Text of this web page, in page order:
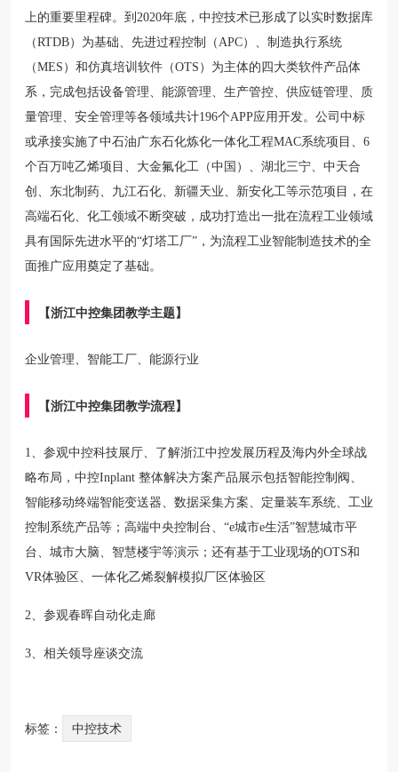
上的重要里程碑。到2020年底，中控技术已形成了以实时数据库
（RTDB）为基础、先进过程控制（APC）、制造执行系统
（MES）和仿真培训软件（OTS）为主体的四大类软件产品体
系，完成包括设备管理、能源管理、生产管控、供应链管理、质
量管理、安全管理等各领域共计196个APP应用开发。公司中标
或承接实施了中石油广东石化炼化一体化工程MAC系统项目、6
个百万吨乙烯项目、大金氟化工（中国）、湖北三宁、中天合
创、东北制药、九江石化、新疆天业、新安化工等示范项目，在
高端石化、化工领域不断突破，成功打造出一批在流程工业领域
具有国际先进水平的“灯塔工厂”，为流程工业智能制造技术的全
面推广应用奠定了基础。
【浙江中控集团教学主题】
企业管理、智能工厂、能源行业
【浙江中控集团教学流程】
1、参观中控科技展厅、了解浙江中控发展历程及海内外全球战
略布局，中控Inplant 整体解决方案产品展示包括智能控制阀、
智能移动终端智能变送器、数据采集方案、定量装车系统、工业
控制系统产品等；高端中央控制台、“e城市e生活”智慧城市平
台、城市大脑、智慧楼宇等演示；还有基于工业现场的OTS和
VR体验区、一体化乙烯裂解模拟厂区体验区
2、参观春晖自动化走廊
3、相关领导座谈交流
标签： 中控技术